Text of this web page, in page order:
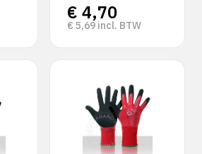
€ 4,70
€ 5,69 incl. BTW